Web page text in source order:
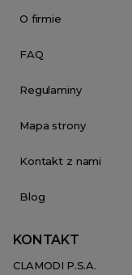
O firmie
FAQ
Regulaminy
Mapa strony
Kontakt z nami
Blog
KONTAKT
CLAMODI P.S.A.